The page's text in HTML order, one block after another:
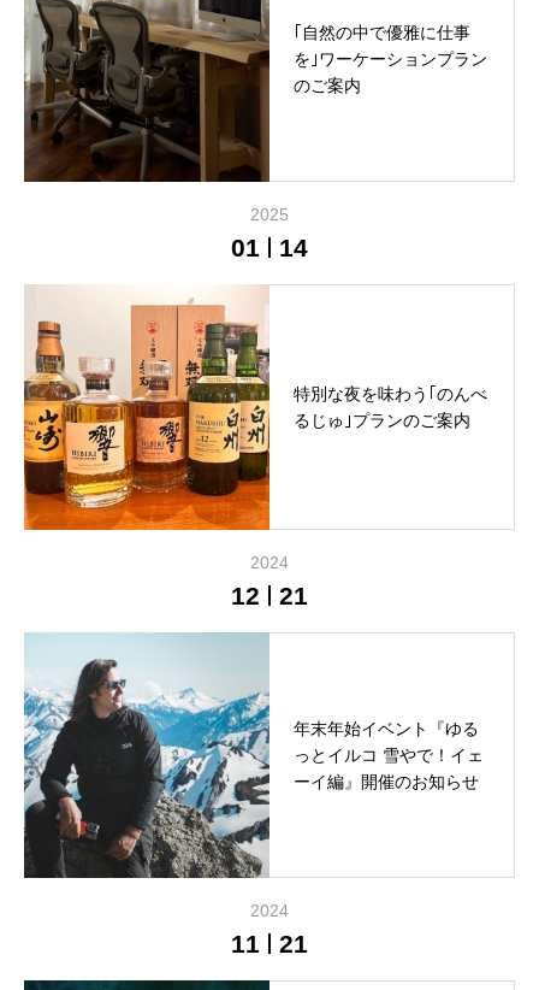
｢自然の中で優雅に仕事
を｣ワーケーションプラン
のご案内
2025
01 14
特別な夜を味わう｢のんべ
るじゅ｣プランのご案内
2024
12 21
年末年始イベント『ゆる
っとイルコ 雪やで！イェ
ーイ編』開催のお知らせ
2024
11 21